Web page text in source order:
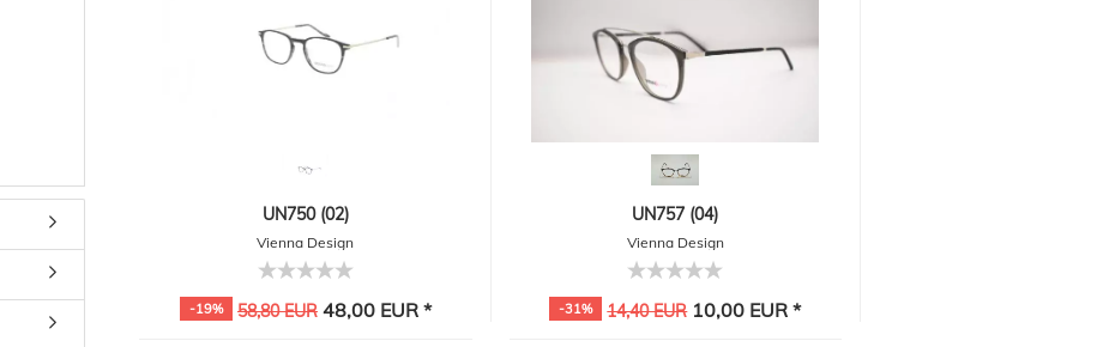
UN750 (02)
Vienna Design
-19% 58,80 EUR48,00 EUR *
UN757 (04)
Vienna Design
-31% 14,40 EUR10,00 EUR *